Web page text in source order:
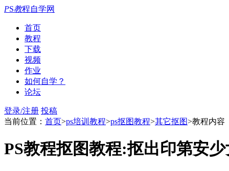
PS教程自学网
首页
教程
下载
视频
作业
如何自学？
论坛
登录/注册 投稿
当前位置： 首页>ps培训教程>ps抠图教程>其它抠图>教程内容
PS教程抠图教程:抠出印第安